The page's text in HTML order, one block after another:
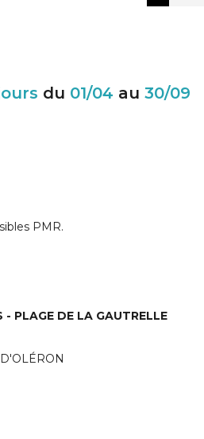
du 01/04 au 30/09
PMR.
PLAGE DE LA GAUTRELLE